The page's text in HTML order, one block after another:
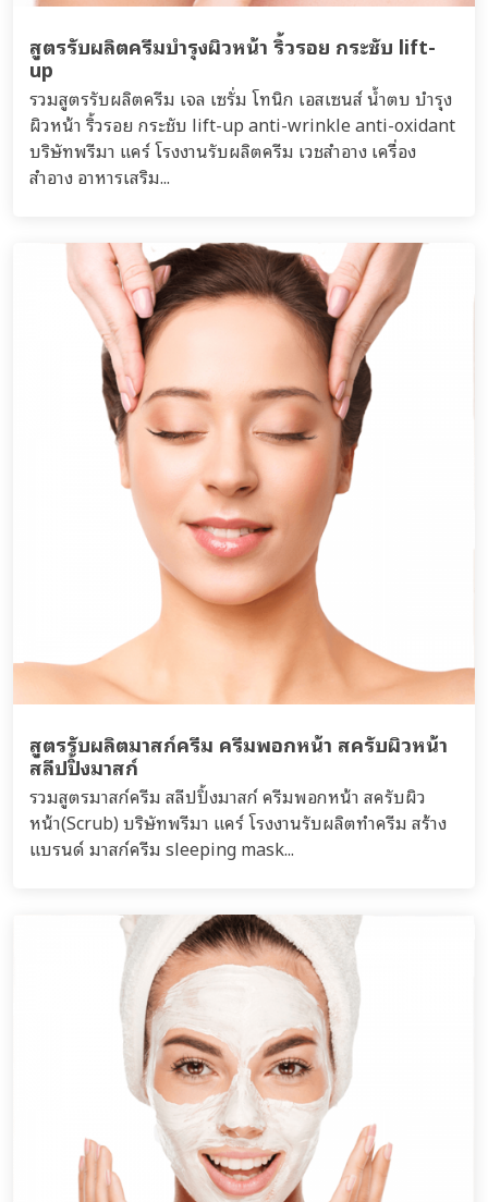
สูตรรับผลิตครีมบำรุงผิวหน้า ริ้วรอย กระชับ lift-
up
รวมสูตรรับผลิตครีม เจล เซรั่ม โทนิก เอสเซนส์ น้ำตบ บำรุง
ผิวหน้า ริ้วรอย กระชับ lift-up anti-wrinkle anti-oxidant
บริษัทพรีมา แคร์ โรงงานรับผลิตครีม เวชสำอาง เครื่อง
สำอาง อาหารเสริม...
สูตรรับผลิตมาสก์ครีม ครีมพอกหน้า สครับผิวหน้า
สลีปปิ้งมาสก์
รวมสูตรมาสก์ครีม สลีปปิ้งมาสก์ ครีมพอกหน้า สครับผิว
หน้า(Scrub) บริษัทพรีมา แคร์ โรงงานรับผลิตทำครีม สร้าง
แบรนด์ มาสก์ครีม sleeping mask...